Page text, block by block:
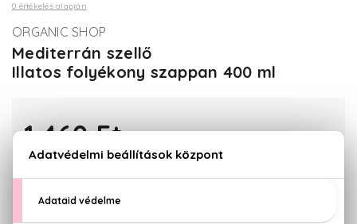
0 értékelés alapján
ORGANIC SHOP
Mediterrán szellő
Illatos folyékony szappan 400 ml
1.460 Ft